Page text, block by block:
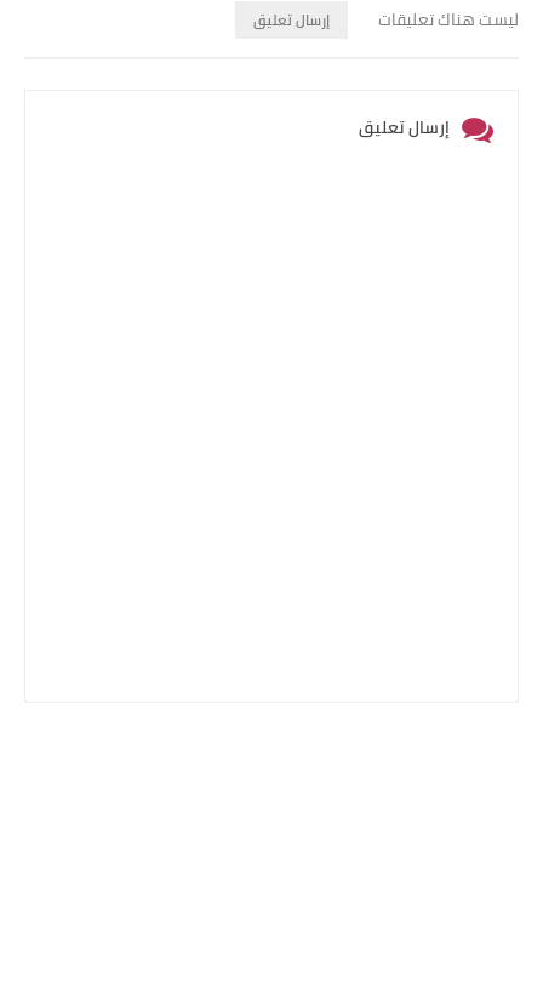
ليست هناك تعليقات إرسال تعليق
إرسال تعليق